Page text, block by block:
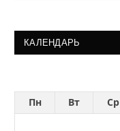
КАЛЕНДАРЬ
Пн Вт Ср